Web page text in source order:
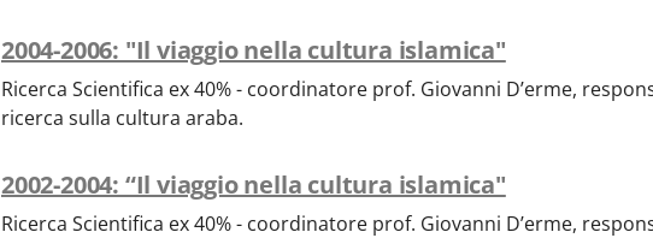
2004-2006: "Il viaggio nella cultura islamica"
Ricerca Scientifica ex 40% - coordinatore prof. Giovanni D’erme,
ricerca sulla cultura araba.
2002-2004: “Il viaggio nella cultura islamica"
Ricerca Scientifica ex 40% - coordinatore prof. Giovanni D’erme,